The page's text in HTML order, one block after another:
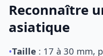
Reconnaître
asiatique
•Taille : 17 à 30 mm,